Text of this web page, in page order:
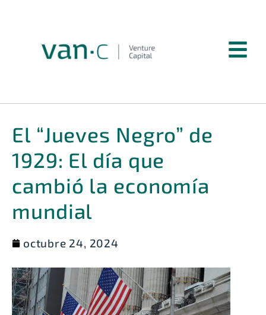
El “Jueves Negro” de
1929: El día que
cambió la economía
mundial
octubre 24, 2024